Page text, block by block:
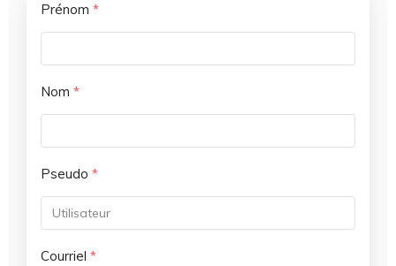
Prénom *
Nom *
Pseudo *
Courriel *